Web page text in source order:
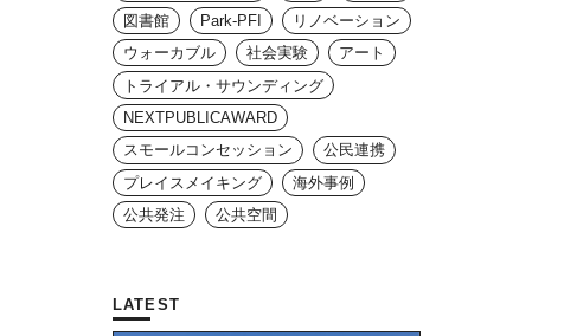
図書館
Park-PFI
リノベーション
ウォーカブル
社会実験
アート
トライアル・サウンディング
NEXTPUBLICAWARD
スモールコンセッション
公民連携
プレイスメイキング
海外事例
公共発注
公共空間
LATEST